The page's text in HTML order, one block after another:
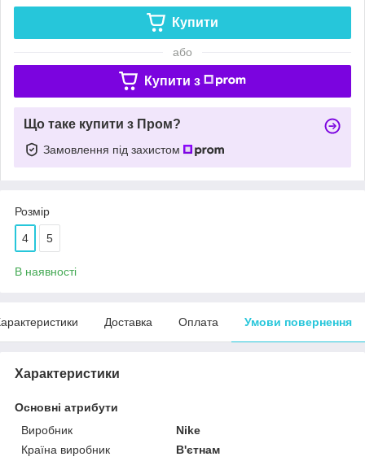
Купити
або
Купити з
Що таке купити з Пром?
Замовлення під захистом
Розмір
4 5
В наявності
Доставка Оплата Умови повернення
Характеристики
Основні атрибути
Виробник
Nike
Країна виробник
В'єтнам